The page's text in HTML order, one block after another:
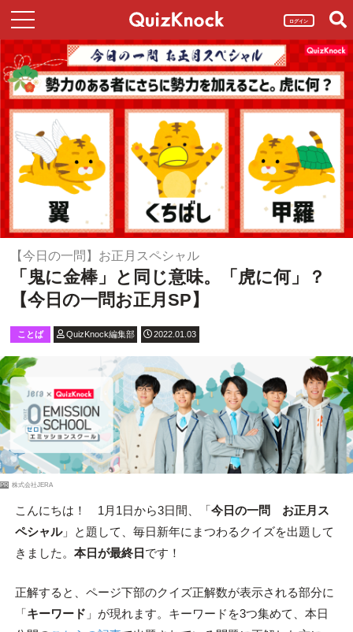
ログイン
【今日の一問】お正月スペシャル
「鬼に金棒」と同じ意味。「虎に何」？
【今日の一問お正月SP】
ことば QuizKnock編集部 2022.01.03
PR 株式会社JERA
こんにちは！ 1月1日から3日間、「今日の一問 お正月ス
ペシャル」と題して、毎日新年にまつわるクイズを出題して
きました。 本日が最終日 です！
正解すると、ページ下部のクイズ正解数が表示される部分に
「キーワード 」が現れます。キーワードを3つ集めて、本日